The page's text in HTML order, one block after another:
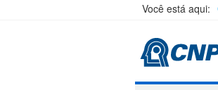
Você está aqui: